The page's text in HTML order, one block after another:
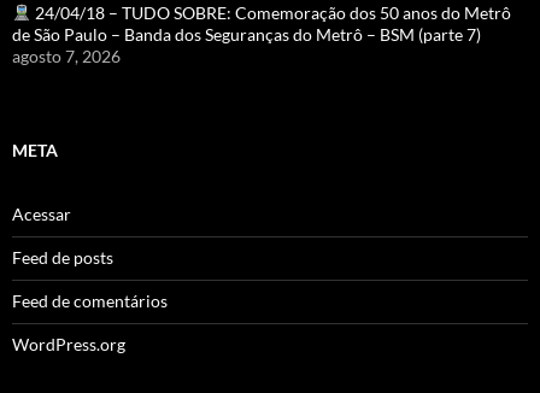
24/04/18 – TUDO SOBRE: Comemoração dos 50 anos do Metrô
de São Paulo – Banda dos Seguranças do Metrô – BSM (parte 7)
agosto 7, 2026
META
Acessar
Feed de posts
Feed de comentários
WordPress.org